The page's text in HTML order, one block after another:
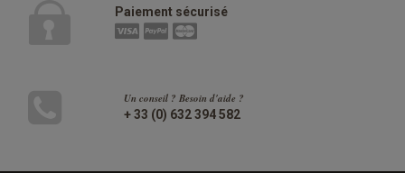
Paiement sécurisé
Un conseil ? Besoin d'aide ?
+ 33 (0) 632 394 582